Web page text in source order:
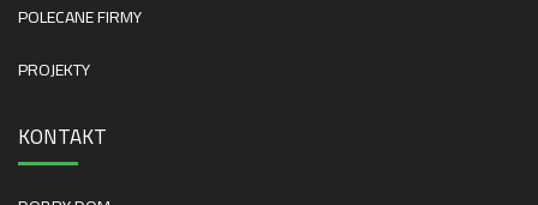
POLECANE FIRMY
PROJEKTY
KONTAKT